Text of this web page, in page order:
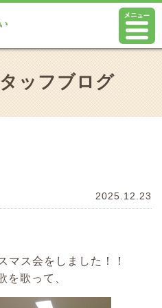
ッフブログ
2025.12.23
マス会をしました！！
を歌って、